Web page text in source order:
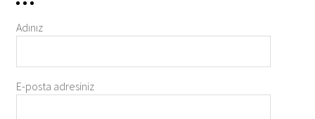
Adınız
E-posta adresiniz